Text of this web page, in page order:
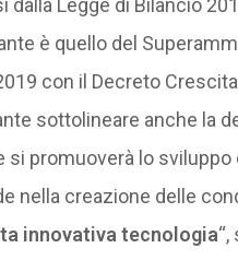
Legge di Bilancio
è quello del
con il Decreto
sottolineare anche la
promuoverà lo sviluppo
nella creazione delle
innovativa tecnologia